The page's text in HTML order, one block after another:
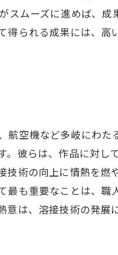
スムーズに進めば、成
得られる成果には、高
航空機など多岐にわた
。彼らは、作品に対し
技術の向上に情熱を燃
最も重要なことは、職
は、溶接技術の発展